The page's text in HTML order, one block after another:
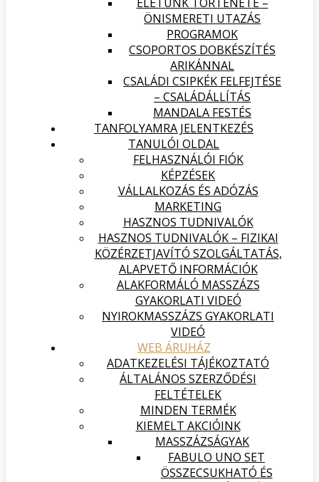
ÖNISMERETI UTAZÁS
PROGRAMOK
CSOPORTOS DOBKÉSZÍTÉS
ARIKÁNNAL
CSALÁDI CSIPKÉK FELFEJTÉSE
– CSALÁDÁLLÍTÁS
MANDALA FESTÉS
TANFOLYAMRA JELENTKEZÉS
TANULÓI OLDAL
FELHASZNÁLÓI FIÓK
KÉPZÉSEK
VÁLLALKOZÁS ÉS ADÓZÁS
MARKETING
HASZNOS TUDNIVALÓK
HASZNOS TUDNIVALÓK – FIZIKAI
KÖZÉRZETJAVÍTÓ SZOLGÁLTATÁS,
ALAPVETŐ INFORMÁCIÓK
ALAKFORMÁLÓ MASSZÁZS
GYAKORLATI VIDEÓ
NYIROKMASSZÁZS GYAKORLATI
VIDEÓ
WEB ÁRUHÁZ
ADATKEZELÉSI TÁJÉKOZTATÓ
ÁLTALÁNOS SZERZŐDÉSI
FELTÉTELEK
MINDEN TERMÉK
KIEMELT AKCIÓINK
MASSZÁZSÁGYAK
FABULO UNO SET
ÖSSZECSUKHATÓ ÉS